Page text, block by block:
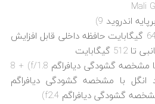
• حافظه: 4 گیگابایت رم + 64 گیگابایت حافظه داخلی قابل افزایش
• دوربین: 48 مگاپیکسلی (با مشخصه گشودگی دیافراگم f/1.8) + 8
انگل با مشخصه گشودگی دیافراگم